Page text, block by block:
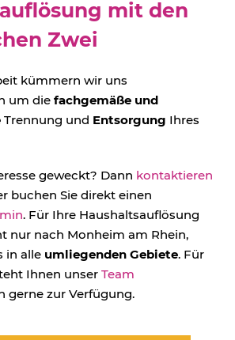
mit den
Zwei
kümmern wir uns
um die fachgemäße und
Trennung und Entsorgung Ihres
geweckt? Dann kontaktieren
buchen Sie direkt einen
. Für Ihre Haushaltsauflösung
nur nach Monheim am Rhein,
in alle umliegenden Gebiete. Für
Ihnen unser Team
gerne zur Verfügung.